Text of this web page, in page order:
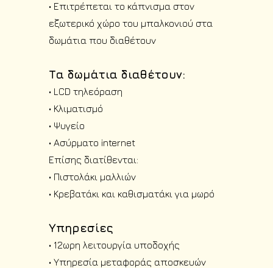
• Επιτρέπεται το κάπνισμα στον
εξωτερικό χώρο του μπαλκονιού στα
δωμάτια που διαθέτουν
Τα δωμάτια διαθέτουν:
• LCD τηλεόραση
• Κλιματισμό
• Ψυγείο
• Ασύρματο internet
Επίσης διατίθενται:
• Πιστολάκι μαλλιών
• Κρεβατάκι και καθισματάκι για μωρό
Υπηρεσίες
• 12ωρη λειτουργία υποδοχής
• Υπηρεσία μεταφοράς αποσκευών